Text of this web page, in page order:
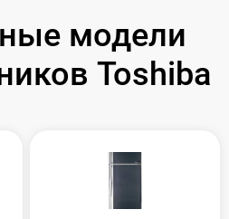
модели
Toshiba